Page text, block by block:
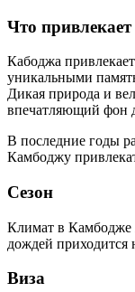
Что привлекает
Кабоджа
уникальными
Дикая природа и
впечатляющий фон
В последние годы
Камбоджу
Сезон
Климат в Камбодже
дождей приходится
Виза